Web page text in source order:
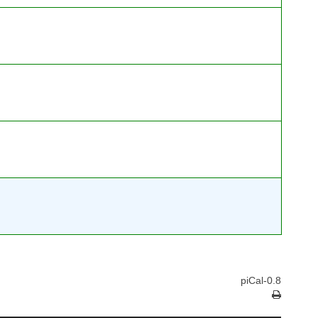
piCal-0.8